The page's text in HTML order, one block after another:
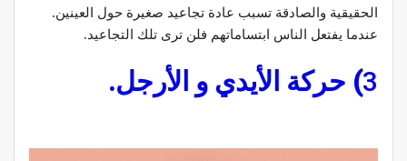
الحقيقية والصادقة تسبب عادة تجاعيد صغيرة حول العينين.
عندما يفتعل الناس ابتساماتهم فلن ترى تلك التجاعيد.
3) حركة الأيدي و الأرجل.